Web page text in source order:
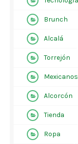
Brunch
Alcalá
Torrejón
Mexicanos
Alcorcón
Tienda
Ropa